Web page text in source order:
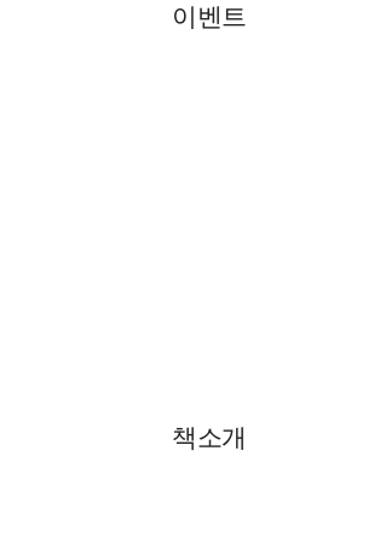
이벤트
책소개